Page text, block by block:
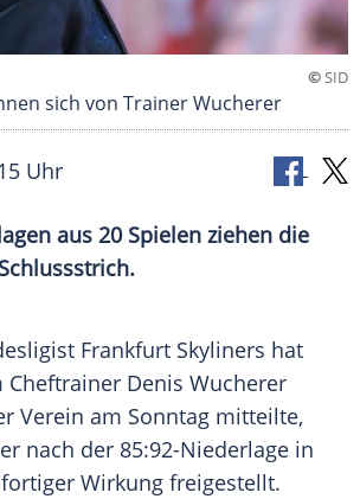
©SID
sich von Trainer Wucherer
Uhr
aus 20 Spielen ziehen die
Frankfurt Skyliners hat
Cheftrainer Denis Wucherer
Verein am Sonntag mitteilte,
nach der 85:92-Niederlage in
Wirkung freigestellt.